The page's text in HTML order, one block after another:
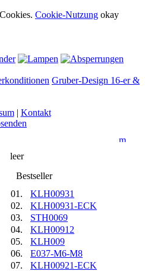
Cookie-Nutzung okay
Gruber-Design 16-er &
| Kontakt
leer
Best­seller
01.
KLH00931
02.
KLH00931-ECK
03.
STH0069
04.
KLH00912
05.
KLH009
06.
E037-M6-M8
07.
KLH00921-ECK